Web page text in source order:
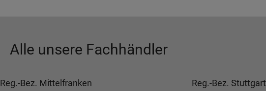
Alle unsere Fachhändler
Reg.-Bez. Mittelfranken Reg.-Bez. Stuttgart